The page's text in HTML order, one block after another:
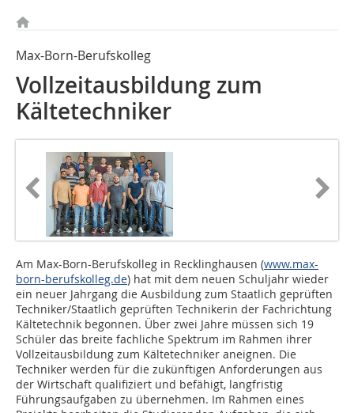
Max-Born-Berufskolleg
Vollzeitausbildung zum
Kältetechniker
Am Max-Born-Berufskolleg in Recklinghausen (www.max-
born-berufskolleg.de) hat mit dem neuen Schuljahr wieder
ein neuer Jahrgang die Ausbildung zum Staatlich geprüften
Techniker/Staatlich geprüften Technikerin der Fachrichtung
Kältetechnik begonnen. Über zwei Jahre müssen sich 19
Schüler das breite fachliche Spek­trum im Rahmen ihrer
Vollzeitausbildung zum Kältetechniker aneignen. Die
Techniker werden für die zukünftigen Anforderungen aus
der Wirtschaft qualifiziert und befähigt, langfristig
Führungsaufgaben zu übernehmen. Im Rahmen eines